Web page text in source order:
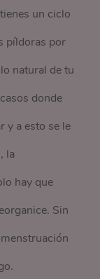
un ciclo
píldoras por
natural de tu
donde
y a esto se le
la
hay que
Sin